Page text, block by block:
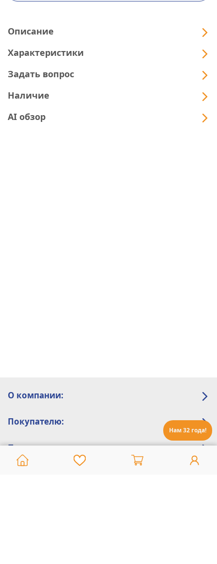
Нам 32 года!
Описание
Характеристики
Задать вопрос
Наличие
AI обзор
О компании:
Покупателю:
Помощь: